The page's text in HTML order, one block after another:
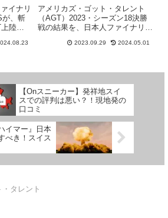
イナリ
が、斬
陸大
応と
アメリカズ・ゴット・タレント
（AGT）2023・シーズン18決勝
戦の結果を、日本人ファイナリス
UNITYの決勝演技動画プラス審査
に拍手！
2023.09.29 2024.05.01
【Onスニーカー】発祥地スイ
スでの評判は悪い？！現地発の
口コミ
イマー』日本
べき！スイス
・タレント